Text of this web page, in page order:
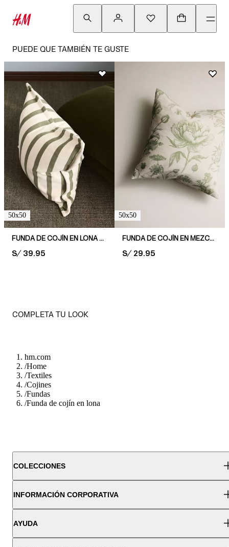
PUEDE QUE TAMBIÉN TE GUSTE
50x50
FUNDA DE COJÍN EN LONA ESTAMPADA
PRICE:
S/ 39.95
50x50
FUNDA DE COJÍN EN MEZCLA DE LINO
PRICE:
S/ 29.95
COMPLETA TU LOOK
hm.com
/Home
/Textiles
/Cojines
/Fundas
/Funda de cojín en lona
COLECCIONES
INFORMACIÓN CORPORATIVA
AYUDA